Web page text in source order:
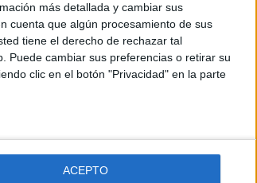
más detallada y cambiar sus
cuenta que algún procesamiento de sus
tiene el derecho de rechazar tal
Puede cambiar sus preferencias o retirar su
clic en el botón "Privacidad" en la parte
ACEPTO
treinta
agosto más
de